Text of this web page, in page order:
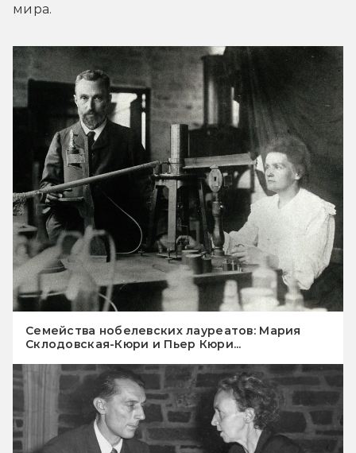
мира.
Семейства нобелевских лауреатов: Мария
Склодовская-Кюри и Пьер Кюри...